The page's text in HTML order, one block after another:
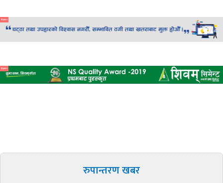
विज्ञापन
विज्ञापन
रुपान्तरण खबर